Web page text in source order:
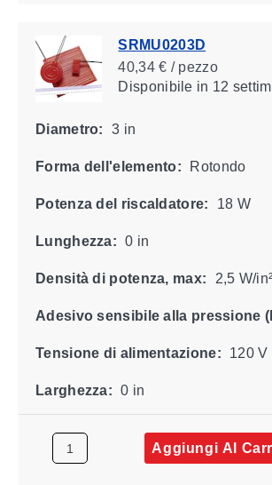
SRMU0203D
40,34 € / pezzo
Disponibile in 12
Diametro: 3 in
Forma dell'elemento: Rotondo
Potenza del riscaldatore: 18 W
Lunghezza: 0 in
Densità di potenza, max: 2,5 W/in²
Adesivo sensibile alla pressione
Tensione di alimentazione: 120 V
Larghezza: 0 in
Aggiungi Al